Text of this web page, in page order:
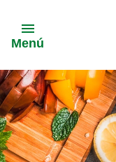
Menú